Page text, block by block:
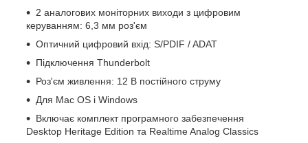
2 аналогових моніторних виходи з цифровим
керуванням: 6,3 мм роз'єм
Оптичний цифровий вхід: S/PDIF / ADAT
Підключення Thunderbolt
Роз'єм живлення: 12 В постійного струму
Для Mac OS і Windows
Включає комплект програмного забезпечення
Desktop Heritage Edition та Realtime Analog Classics